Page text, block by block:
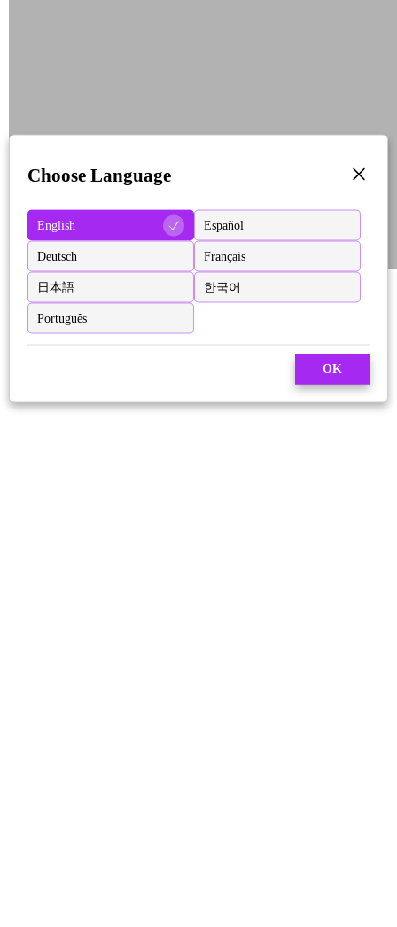
Choose Language
English Español
Deutsch Français
日本語 한국어
Português
OK